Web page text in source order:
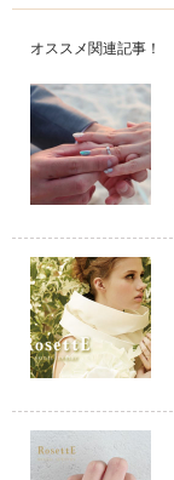
オススメ関連記事！